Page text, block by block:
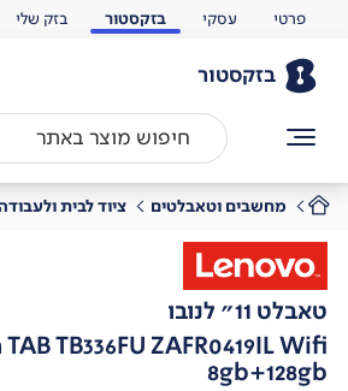
פרטי עסקי בזקסטור בזק שלי
בזקסטור
מחשבים וטאבלטים ציוד לבית
טאבלט 11" לנובו
TB336FU ZAFR0419IL Wifi
8gb+128gb